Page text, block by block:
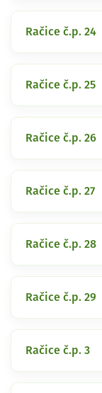
Račice č.p. 24
Račice č.p. 25
Račice č.p. 26
Račice č.p. 27
Račice č.p. 28
Račice č.p. 29
Račice č.p. 3